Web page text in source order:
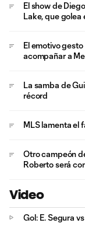
El show de
Lake, que golea
El emotivo
acompañar a
La samba de
récord
MLS lamenta el
Otro campeón
Roberto será
Video
Gol: E. Segura